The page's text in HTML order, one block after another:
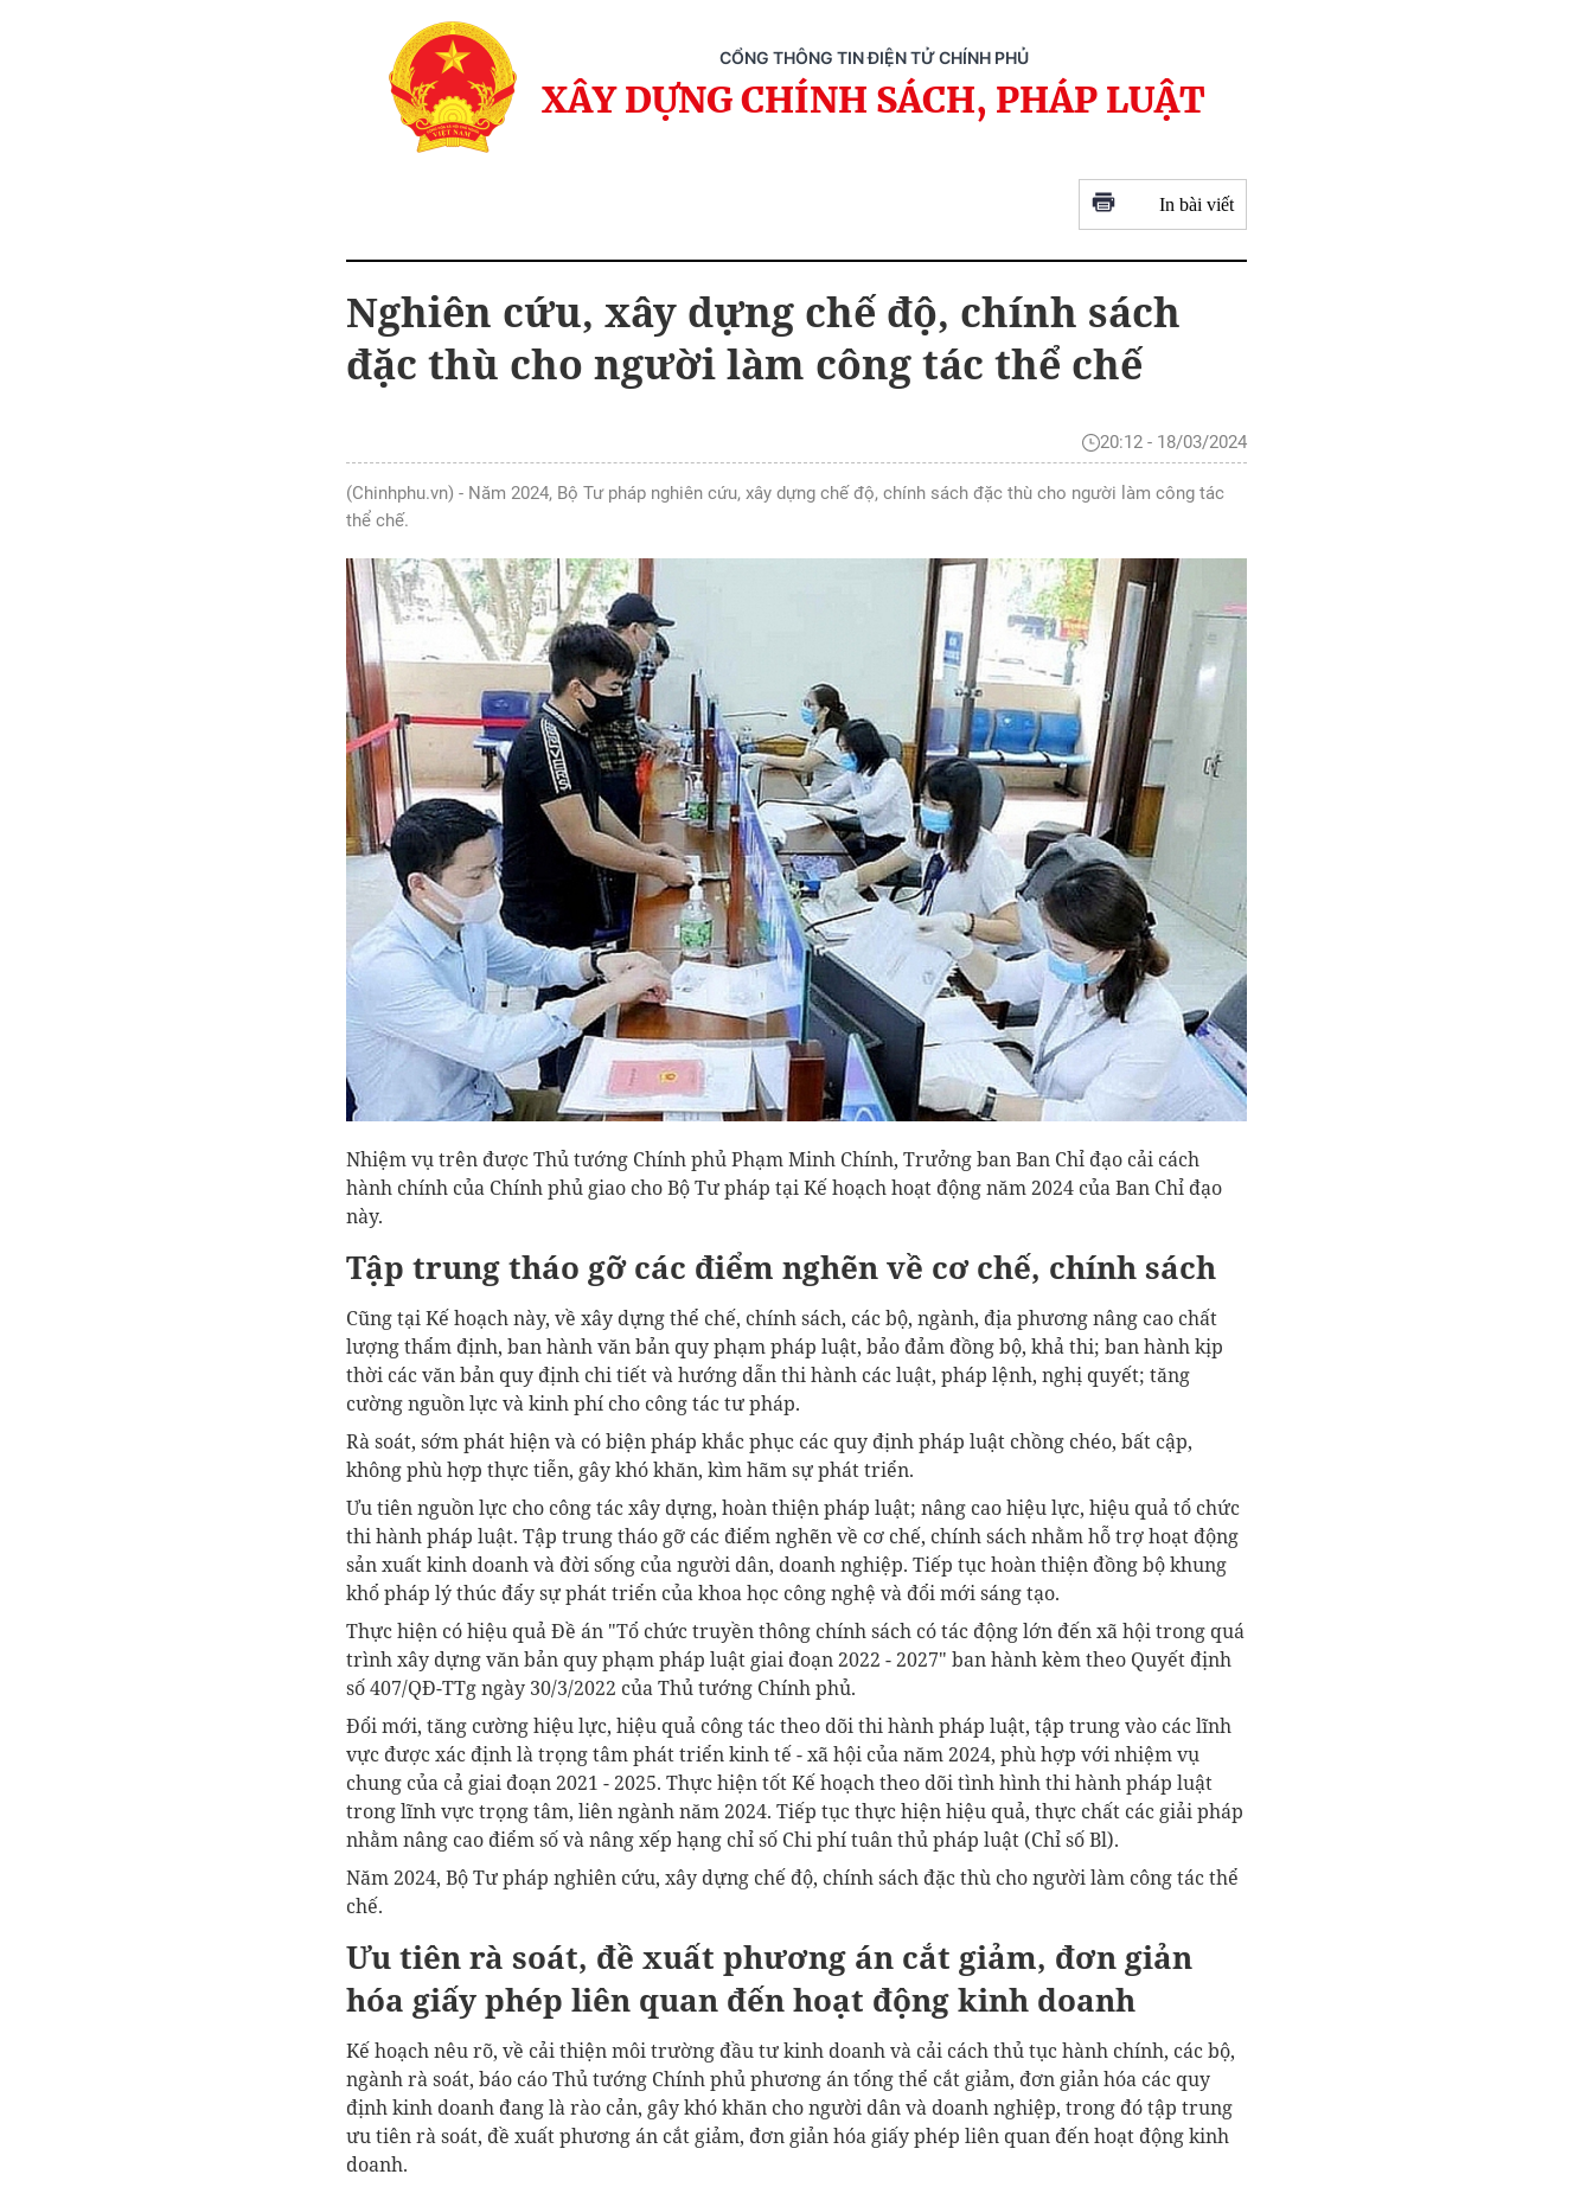
CỔNG THÔNG TIN ĐIỆN TỬ CHÍNH PHỦ
XÂY DỰNG CHÍNH SÁCH, PHÁP LUẬT
In bài viết
Nghiên cứu, xây dựng chế độ, chính sách
đặc thù cho người làm công tác thể chế
20:12 - 18/03/2024
(Chinhphu.vn) - Năm 2024, Bộ Tư pháp nghiên cứu, xây dựng chế độ, chính sách đặc thù cho người làm công tác
thể chế.
Nhiệm vụ trên được Thủ tướng Chính phủ Phạm Minh Chính, Trưởng ban Ban Chỉ đạo cải cách
hành chính của Chính phủ giao cho Bộ Tư pháp tại Kế hoạch hoạt động năm 2024 của Ban Chỉ đạo
này.
Tập trung tháo gỡ các điểm nghẽn về cơ chế, chính sách
Cũng tại Kế hoạch này, về xây dựng thể chế, chính sách, các bộ, ngành, địa phương nâng cao chất
lượng thẩm định, ban hành văn bản quy phạm pháp luật, bảo đảm đồng bộ, khả thi; ban hành kịp
thời các văn bản quy định chi tiết và hướng dẫn thi hành các luật, pháp lệnh, nghị quyết; tăng
cường nguồn lực và kinh phí cho công tác tư pháp.
Rà soát, sớm phát hiện và có biện pháp khắc phục các quy định pháp luật chồng chéo, bất cập,
không phù hợp thực tiễn, gây khó khăn, kìm hãm sự phát triển.
Ưu tiên nguồn lực cho công tác xây dựng, hoàn thiện pháp luật; nâng cao hiệu lực, hiệu quả tổ chức
thi hành pháp luật. Tập trung tháo gỡ các điểm nghẽn về cơ chế, chính sách nhằm hỗ trợ hoạt động
sản xuất kinh doanh và đời sống của người dân, doanh nghiệp. Tiếp tục hoàn thiện đồng bộ khung
khổ pháp lý thúc đẩy sự phát triển của khoa học công nghệ và đổi mới sáng tạo.
Thực hiện có hiệu quả Đề án "Tổ chức truyền thông chính sách có tác động lớn đến xã hội trong quá
trình xây dựng văn bản quy phạm pháp luật giai đoạn 2022 - 2027" ban hành kèm theo Quyết định
số 407/QĐ-TTg ngày 30/3/2022 của Thủ tướng Chính phủ.
Đổi mới, tăng cường hiệu lực, hiệu quả công tác theo dõi thi hành pháp luật, tập trung vào các lĩnh
vực được xác định là trọng tâm phát triển kinh tế - xã hội của năm 2024, phù hợp với nhiệm vụ
chung của cả giai đoạn 2021 - 2025. Thực hiện tốt Kế hoạch theo dõi tình hình thi hành pháp luật
trong lĩnh vực trọng tâm, liên ngành năm 2024. Tiếp tục thực hiện hiệu quả, thực chất các giải pháp
nhằm nâng cao điểm số và nâng xếp hạng chỉ số Chi phí tuân thủ pháp luật (Chỉ số Bl).
Năm 2024, Bộ Tư pháp nghiên cứu, xây dựng chế độ, chính sách đặc thù cho người làm công tác thể
chế.
Ưu tiên rà soát, đề xuất phương án cắt giảm, đơn giản
hóa giấy phép liên quan đến hoạt động kinh doanh
Kế hoạch nêu rõ, về cải thiện môi trường đầu tư kinh doanh và cải cách thủ tục hành chính, các bộ,
ngành rà soát, báo cáo Thủ tướng Chính phủ phương án tổng thể cắt giảm, đơn giản hóa các quy
định kinh doanh đang là rào cản, gây khó khăn cho người dân và doanh nghiệp, trong đó tập trung
ưu tiên rà soát, đề xuất phương án cắt giảm, đơn giản hóa giấy phép liên quan đến hoạt động kinh
doanh.